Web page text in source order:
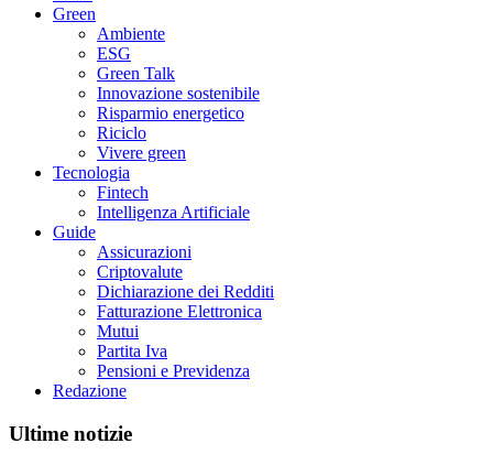
Green
Ambiente
ESG
Green Talk
Innovazione sostenibile
Risparmio energetico
Riciclo
Vivere green
Tecnologia
Fintech
Intelligenza Artificiale
Guide
Assicurazioni
Criptovalute
Dichiarazione dei Redditi
Fatturazione Elettronica
Mutui
Partita Iva
Pensioni e Previdenza
Redazione
Ultime notizie